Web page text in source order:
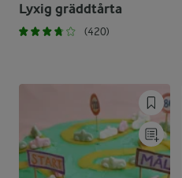
Lyxig gräddtårta
(420)